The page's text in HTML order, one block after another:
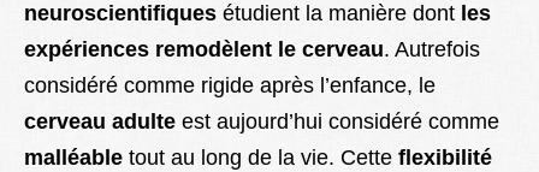
neuroscientifiques étudient la manière dont les
expériences remodèlent le cerveau. Autrefois
considéré comme rigide après l’enfance, le
cerveau adulte est aujourd’hui considéré comme
malléable tout au long de la vie. Cette flexibilité